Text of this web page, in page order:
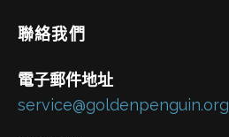
聯絡我們
電子郵件地址
service@goldenpenguin.org